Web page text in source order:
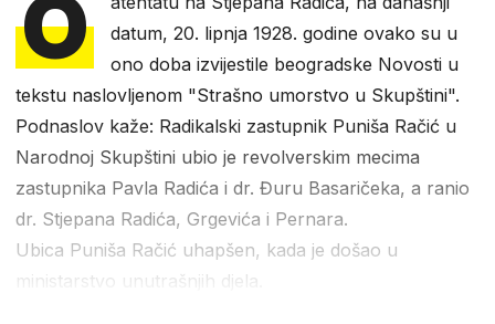
O
datum, 20. lipnja 1928. godine ovako su u
ono doba izvijestile beogradske Novosti u
tekstu naslovljenom "Strašno umorstvo u Skupštini".
Podnaslov kaže: Radikalski zastupnik Puniša Račić u
Narodnoj Skupštini ubio je revolverskim mecima
zastupnika Pavla Radića i dr. Đuru Basaričeka, a ranio
dr. Stjepana Radića, Grgevića i Pernara.
Ubica Puniša Račić uhapšen, kada je došao u
ministarstvo unutrašnjih djela.